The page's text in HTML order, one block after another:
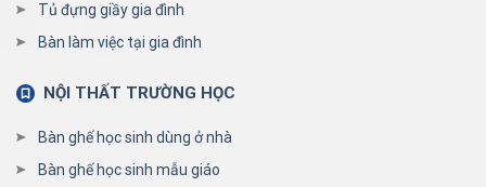
Tủ đựng giầy gia đình
Bàn làm việc tại gia đình
NỘI THẤT TRƯỜNG HỌC
Bàn ghế học sinh dùng ở nhà
Bàn ghế học sinh mẫu giáo